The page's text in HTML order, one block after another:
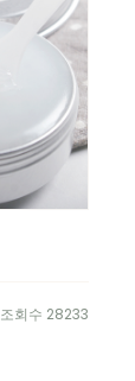
조회수 28233